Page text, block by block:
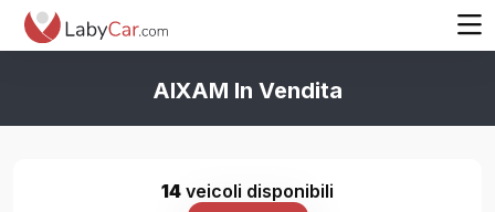
AIXAM In Vendita
14 veicoli disponibili